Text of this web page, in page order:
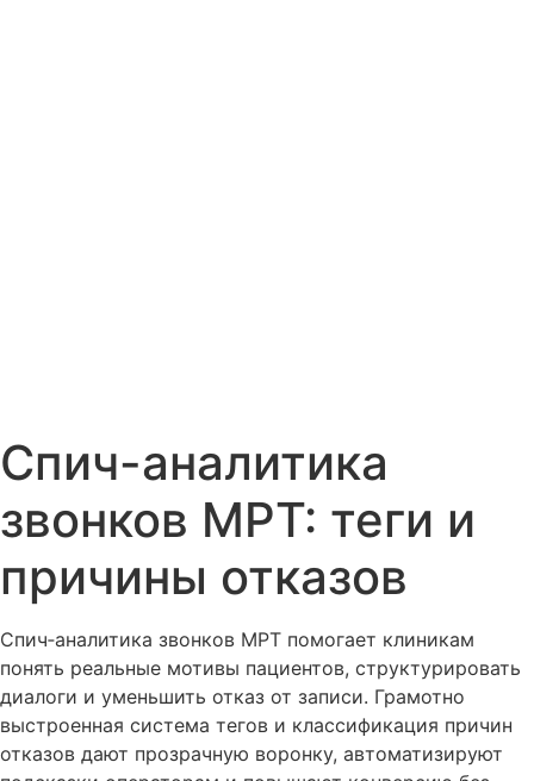
Спич-аналитика
звонков МРТ: теги и
причины отказов
Спич‑аналитика звонков МРТ помогает клиникам
понять реальные мотивы пациентов, структурировать
диалоги и уменьшить отказ от записи. Грамотно
выстроенная система тегов и классификация причин
отказов дают прозрачную воронку, автоматизируют